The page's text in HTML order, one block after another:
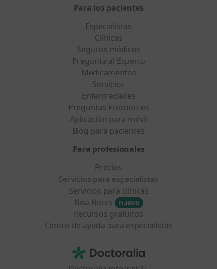
Para los pacientes
Especialistas
Clínicas
Seguros médicos
Pregunta al Experto
Medicamentos
Servicios
Enfermedades
Preguntas Frecuentes
Aplicación para móvil
Blog para pacientes
Para profesionales
Precios
Servicios para especialistas
Servicios para clínicas
Noa Notes
nuevo
Recursos gratuitos
Centro de ayuda para especialistas
Doctoralia - Página de inicio